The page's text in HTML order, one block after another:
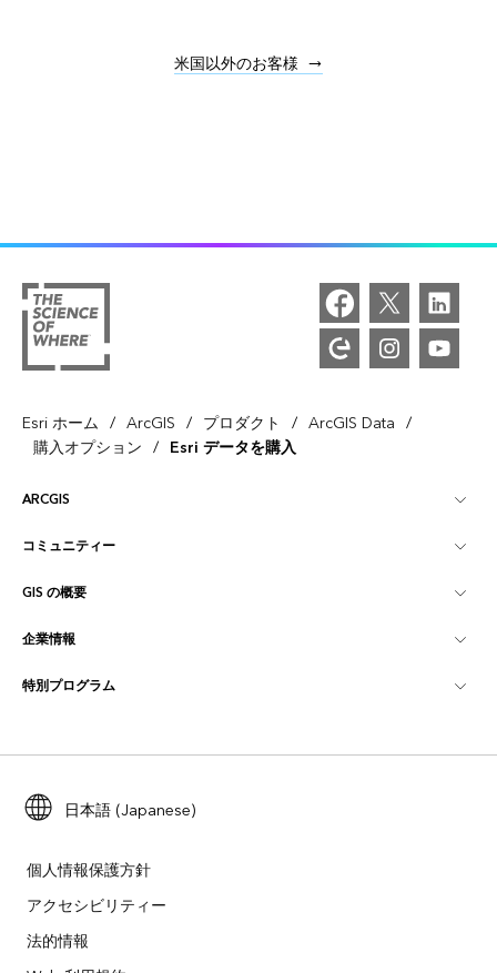
米国以外のお客様
Esri ホーム / ArcGIS / プロダクト / ArcGIS Data /
購入オプション / Esri データを購入
ARCGIS
ArcGIS の概要
マッピング
ArcGIS Online
開発者向けテクノロジー
ArcGIS Location Platform
コミュニティー
Esri Community
ArcGIS ブログ
ユーザー調査およびテスト
Esri Young Professionals Network
イベント
GIS の概要
GIS とは
ロケーション インテリジェンス
トレーニング
ArcUser
ArcNews
ArcWatch
Esri Press
企業情報
Esri について
採用情報
パートナー
企業行動規範
特別プログラム
ArcGIS for Student Use
災害対応
教育機関
日本語 (Japanese)
個人情報保護方針
アクセシビリティー
法的情報